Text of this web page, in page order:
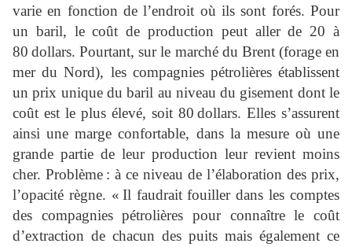
varie en fonction de l’endroit où ils sont forés. Pour
un baril, le coût de production peut aller de 20 à
80 dollars. Pourtant, sur le marché du Brent (forage en
mer du Nord), les compagnies pétrolières établissent
un prix unique du baril au niveau du gisement dont le
coût est le plus élevé, soit 80 dollars. Elles s’assurent
ainsi une marge confortable, dans la mesure où une
grande partie de leur production leur revient moins
cher. Problème : à ce niveau de l’élaboration des prix,
l’opacité règne. « Il faudrait fouiller dans les comptes
des compagnies pétrolières pour connaître le coût
d’extraction de chacun des puits mais également ce